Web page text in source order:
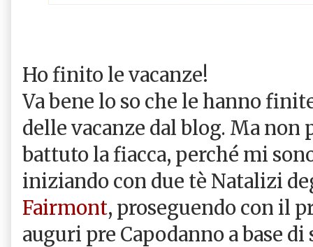
Ho finito le vacanze!
Va bene lo so che le hanno
delle vacanze dal blog. Ma non
battuto la fiacca, perché mi
iniziando con due tè Natalizi
Fairmont, proseguendo con il
auguri pre Capodanno a base di